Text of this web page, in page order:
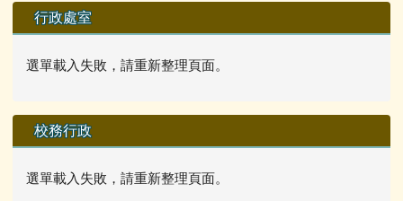
行政處室
選單載入失敗，請重新整理頁面。
校務行政
選單載入失敗，請重新整理頁面。